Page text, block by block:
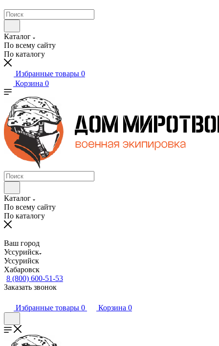
Каталог
По всему сайту
По каталогу
Избранные товары 0
Корзина 0
Каталог
По всему сайту
По каталогу
Ваш город
Уссурийск
Уссурийск
Хабаровск
8 (800) 600-51-53
Заказать звонок
Избранные товары 0 Корзина 0